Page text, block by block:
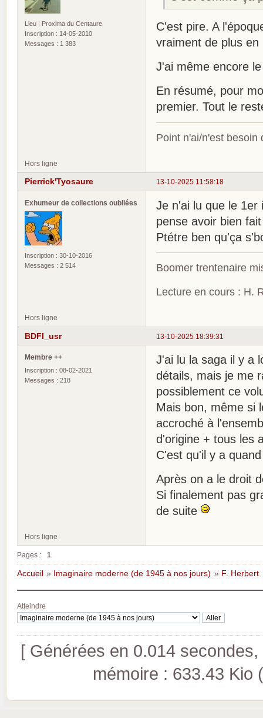
Lieu : Proxima du Centaure
Inscription : 14-05-2010
Messages : 1 383
C'est pire. A
vraiment de plus
J'ai même encore
En résumé, pour
premier. Tout le
Point n'ai/n'est besoin
Hors ligne
13-10-2025 11:58:18
Pierrick'Tyosaure
Exhumeur de collections oubliées
Inscription : 30-10-2016
Messages : 2 514
Je n'ai lu que le 1er
pense avoir bien
Ptétre ben qu'ça
Boomer trentenaire
Lecture en cours : H.
Hors ligne
13-10-2025 18:39:31
BDFI_usr
Membre ++
Inscription : 08-02-2021
Messages : 218
J'ai lu la saga il y a
détails, mais je me
possiblement ce
Mais bon, même si
accroché à
d'origine + tous les
C'est qu'il y a
Après on a le droit
Si finalement pas
de suite
Hors ligne
Pages : 1
Accueil » Imaginaire moderne (de 1945 à nos jours) » F. Herbert
Atteindre
[ Générées en 0.014
mémoire : 633.43 Kio